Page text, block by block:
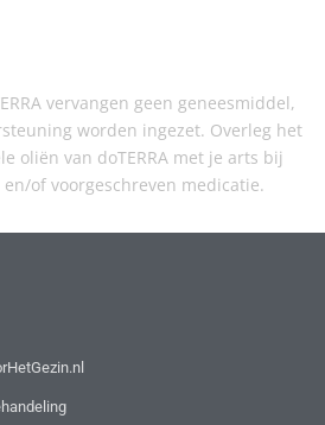
vervangen geen geneesmiddel,
worden ingezet. Overleg het
oliën van doTERRA met je arts bij
of voorgeschreven medicatie.